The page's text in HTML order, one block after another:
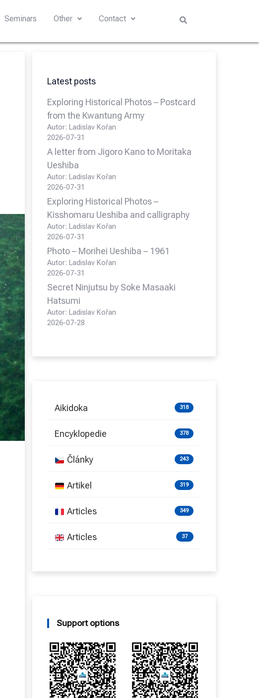
Seminars Other Contact
Latest posts
Exploring Historical Photos – Postcard
from the Kwantung Army
Autor: Ladislav Kořan
2026-07-31
A letter from Jigoro Kano to Moritaka
Ueshiba
Autor: Ladislav Kořan
2026-07-31
Exploring Historical Photos –
Kisshomaru Ueshiba and calligraphy
Autor: Ladislav Kořan
2026-07-31
Photo – Morihei Ueshiba – 1961
Autor: Ladislav Kořan
2026-07-31
Secret Ninjutsu by Soke Masaaki
Hatsumi
Autor: Ladislav Kořan
2026-07-28
Aikidoka 318
Encyklopedie 378
Články 243
Artikel 319
Articles 349
Articles 37
Support options